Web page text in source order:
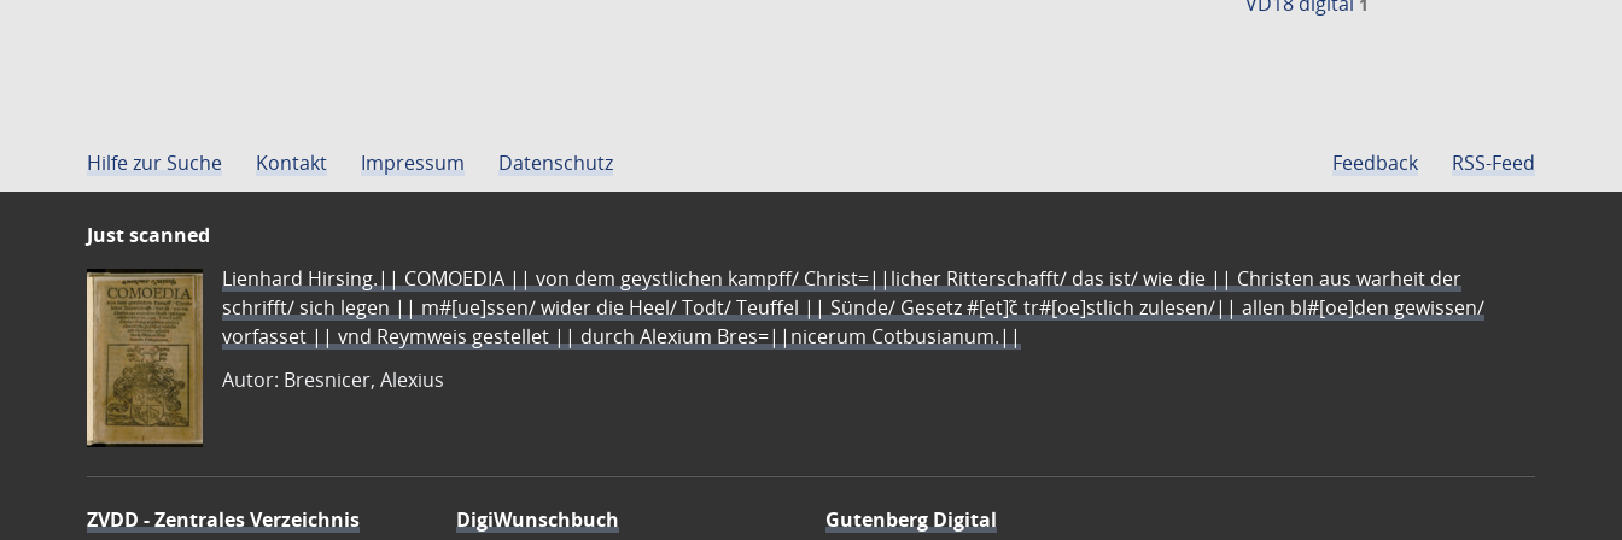
Hilfe zur Suche Kontakt Impressum Datenschutz Feedback RSS-Feed
Just scanned
Lienhard Hirsing.|| COMOEDIA || von dem geystlichen kampff/ Christ=||licher Ritterschafft/ das ist/ wie die || Christen aus warheit der
schrifft/ sich legen || m#[ue]ssen/ wider die Heel/ Todt/ Teuffel || Sünde/ Gesetz #[et]c̃ tr#[oe]stlich zulesen/|| allen bl#[oe]den gewissen/
vorfasset || vnd Reymweis gestellet || durch Alexium Bres=||nicerum Cotbusianum.||
Autor: Bresnicer, Alexius
ZVDD - Zentrales Verzeichnis
DigiWunschbuch Gutenberg Digital